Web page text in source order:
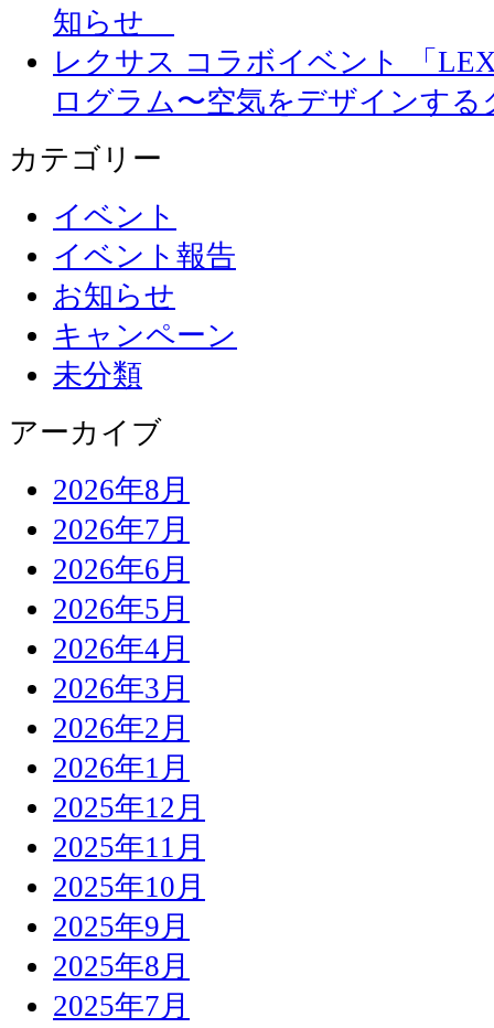
知らせ
レクサス コラボイベント 「
ログラム〜空気をデザインす
カテゴリー
イベント
イベント報告
お知らせ
キャンペーン
未分類
アーカイブ
2026年8月
2026年7月
2026年6月
2026年5月
2026年4月
2026年3月
2026年2月
2026年1月
2025年12月
2025年11月
2025年10月
2025年9月
2025年8月
2025年7月